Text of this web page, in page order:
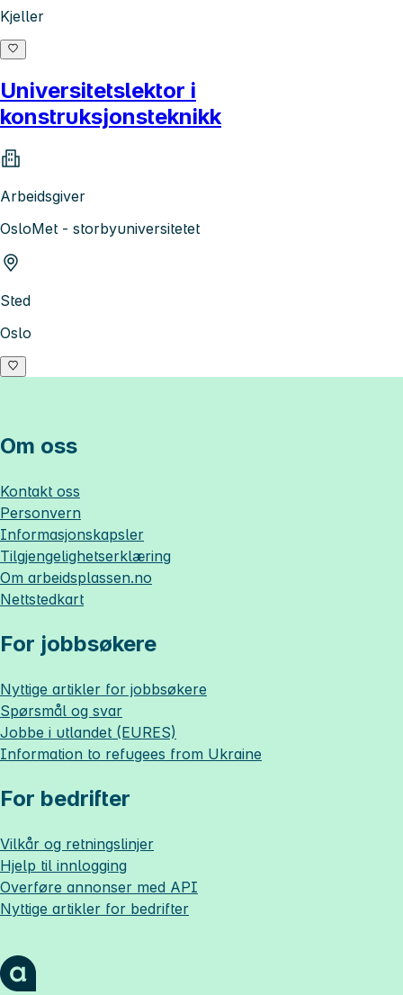
Kjeller
Universitetslektor i
konstruksjonsteknikk
Arbeidsgiver
OsloMet - storbyuniversitetet
Sted
Oslo
Om oss
Kontakt oss
Personvern
Informasjonskapsler
Tilgjengelighetserklæring
Om arbeidsplassen.no
Nettstedkart
For jobbsøkere
Nyttige artikler for jobbsøkere
Spørsmål og svar
Jobbe i utlandet (EURES)
Information to refugees from Ukraine
For bedrifter
Vilkår og retningslinjer
Hjelp til innlogging
Overføre annonser med API
Nyttige artikler for bedrifter